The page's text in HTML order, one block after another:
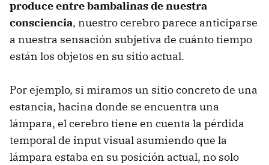
produce entre bambalinas de nuestra
consciencia, nuestro cerebro parece anticiparse
a nuestra sensación subjetiva de cuánto tiempo
están los objetos en su sitio actual.
Por ejemplo, si miramos un sitio concreto de una
estancia, hacina donde se encuentra una
lámpara, el cerebro tiene en cuenta la pérdida
temporal de input visual asumiendo que la
lámpara estaba en su posición actual, no solo